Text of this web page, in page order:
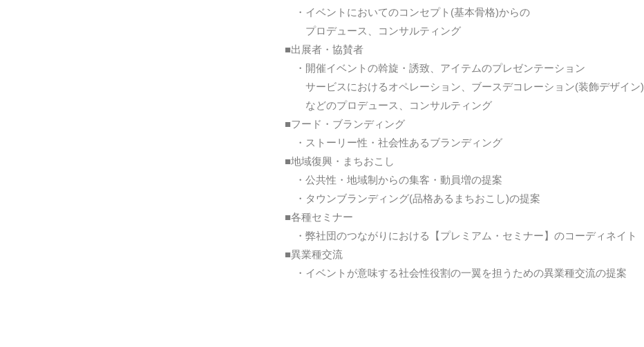
・イベントにおいてのコンセプト(基本骨格)からの
プロデュース、
コンサルティング
■出展者・協賛者
・開催イベントの斡旋・誘致、アイテムのプレゼンテーション
サービスにおけるオペレーション、ブースデコレーション(装飾デザイン)
などのプロデュース、コンサルティング
■フード・ブランディング
・ストーリー性・社会性あるブランディング
■地域復興・まちおこし
・公共性・地域制からの集客・動員増の提案
・タウンブランディング(品格あるまちおこし)の提案
■各種セミナー
・弊社団のつながりにおける【プレミアム・セミナー】のコーディネイト
■異業種交流
・イベントが意味する社会性役割の一翼を担うための異業種交流の提案